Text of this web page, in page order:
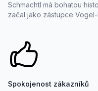
Schmachtl má bohatou
začal jako zástupce
Spokojenost zákazníků